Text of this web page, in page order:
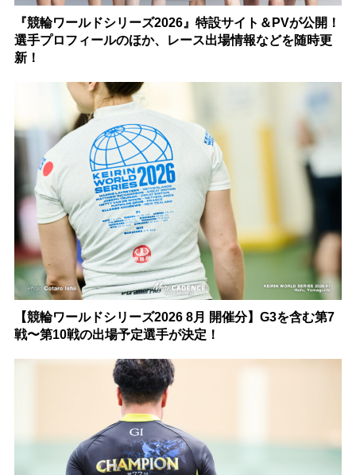
『競輪ワールドシリーズ2026』特設サイト＆PVが公開！
選手プロフィールのほか、レース出場情報などを随時更
新！
【競輪ワールドシリーズ2026 8月 開催分】G3を含む第7
戦〜第10戦の出場予定選手が決定！